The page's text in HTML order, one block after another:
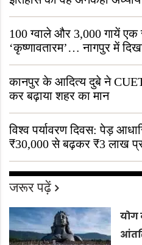
जीवित है
100 ग्वाले और 3,000 गायें
‘कृष्णावतारम’… नागपुर में
“ऐसा तो सिर्फ़ कृष्ण ही कर
कानपुर के आदित्य दुबे ने
कर बढ़ाया शहर का मान
विश्व पर्यावरण दिवस: पेड़
₹30,000 से बढ़कर ₹3 लाख
जरूर पढ़ें
योग